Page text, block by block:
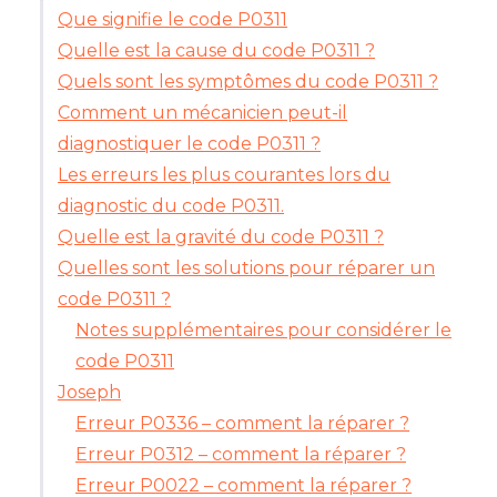
Que signifie le code P0311
Quelle est la cause du code P0311 ?
Quels sont les symptômes du code P0311 ?
Comment un mécanicien peut-il
diagnostiquer le code P0311 ?
Les erreurs les plus courantes lors du
diagnostic du code P0311.
Quelle est la gravité du code P0311 ?
Quelles sont les solutions pour réparer un
code P0311 ?
Notes supplémentaires pour considérer le
code P0311
Joseph
Erreur P0336 – comment la réparer ?
Erreur P0312 – comment la réparer ?
Erreur P0022 – comment la réparer ?